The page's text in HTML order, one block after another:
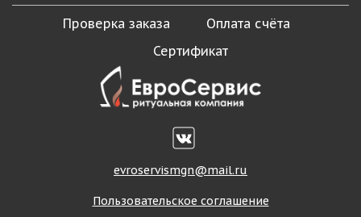
evroservismgn@mail.ru
Пользовательское соглашение
Проверка заказа
Оплата счёта
Сертификат